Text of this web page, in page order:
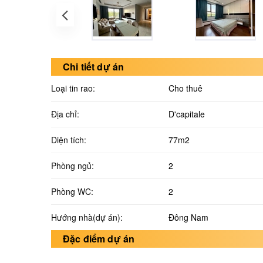
Chi tiết dự án
Loại tin rao: Cho thuê
Địa chỉ: D'capitale
Diện tích: 77m2
Phòng ngủ: 2
Phòng WC: 2
Hướng nhà(dự án): Đông Nam
Đặc điểm dự án